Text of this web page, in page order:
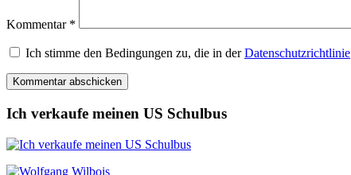
Kommentar *
Ich stimme den Bedingungen zu, die in derDatenschutzrichtlinie
Ich verkaufe meinen US Schulbus